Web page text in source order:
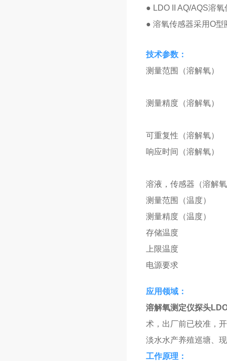
● LDO II AQ/AQS溶
● 溶氧传感器采用O
技术参数：
测量范围（溶解氧）
测量精度（溶解氧）
可重复性（溶解氧）
响应时间（溶解氧）
溶液，传感器（溶解
测量范围（温度）
测量精度（温度）
存储温度
上限温度
电源要求
应用领域：
溶解氧测定仪探头
术，出厂前已校准，
淡水水产养殖巡塘、
工作原理：